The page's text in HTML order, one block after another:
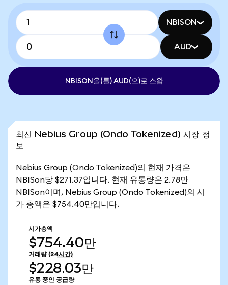
NBISON
AUD
NBISON을(를) AUD(으)로 스왑
최신 Nebius Group (Ondo Tokenized) 시장 정
보
Nebius Group (Ondo Tokenized)의 현재 가격은
NBISon당 $271.37입니다. 현재 유통량은 2.78만
NBISon이며, Nebius Group (Ondo Tokenized)의 시
가 총액은 $754.40만입니다.
시가총액
$754.40만
거래량 (24시간)
$228.03만
유통 중인 공급량